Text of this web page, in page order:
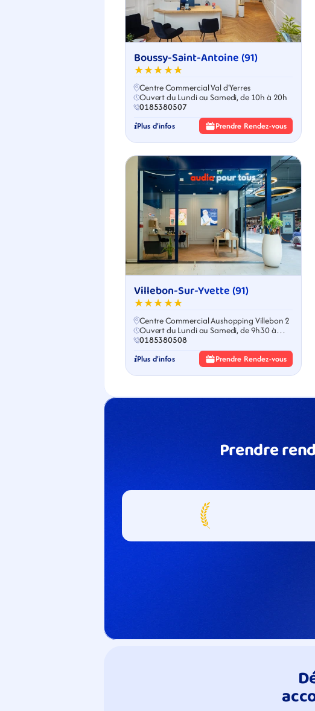
Boussy-Saint-Antoine (91)
★★★★★
Centre Commercial Val d'Yerres
Ouvert du Lundi au Samedi, de 10h à 20h
0185380507
Plus d'infos Prendre Rendez-vous
Villebon-Sur-Yvette (91)
★★★★★
Centre Commercial Aushopping Villebon 2
Ouvert du Lundi au Samedi, de 9h30 à
19h30
0185380508
Plus d'infos Prendre Rendez-vous
Prendre